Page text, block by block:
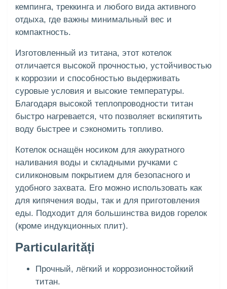
кемпинга, треккинга и любого вида активного
отдыха, где важны минимальный вес и
компактность.
Изготовленный из титана, этот котелок
отличается высокой прочностью, устойчивостью
к коррозии и способностью выдерживать
суровые условия и высокие температуры.
Благодаря высокой теплопроводности титан
быстро нагревается, что позволяет вскипятить
воду быстрее и сэкономить топливо.
Котелок оснащён носиком для аккуратного
наливания воды и складными ручками с
силиконовым покрытием для безопасного и
удобного захвата. Его можно использовать как
для кипячения воды, так и для приготовления
еды. Подходит для большинства видов горелок
(кроме индукционных плит).
Particularități
Прочный, лёгкий и коррозионностойкий
титан.